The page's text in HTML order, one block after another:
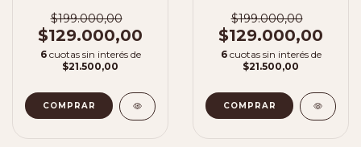
$199.000,00
$129.000,00
6 cuotas sin interés de
$21.500,00
COMPRAR
$199.000,00
$129.000,00
6 cuotas sin interés de
$21.500,00
COMPRAR